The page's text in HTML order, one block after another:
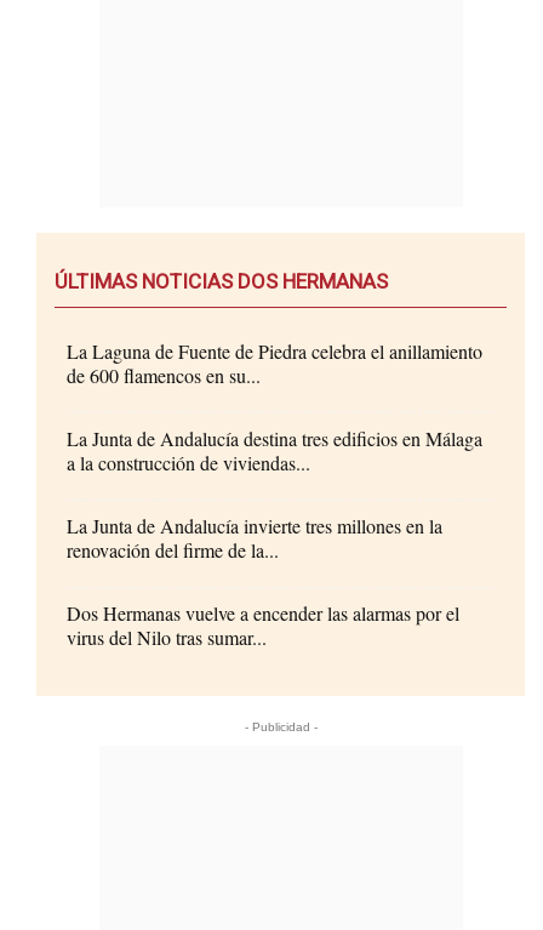
ÚLTIMAS NOTICIAS DOS HERMANAS
La Laguna de Fuente de Piedra celebra el anillamiento
de 600 flamencos en su...
La Junta de Andalucía destina tres edificios en Málaga
a la construcción de viviendas...
La Junta de Andalucía invierte tres millones en la
renovación del firme de la...
Dos Hermanas vuelve a encender las alarmas por el
virus del Nilo tras sumar...
- Publicidad -